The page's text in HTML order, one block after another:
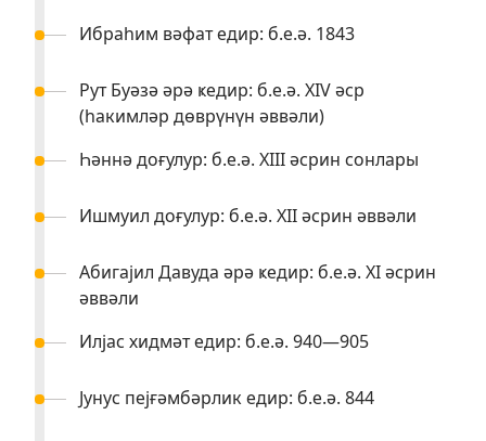
Ибраһим вәфат едир: б.е.ә. 1843
Рут Буәзә әрә ҝедир: б.е.ә. XIV әср
(һакимләр дөврүнүн әввәли)
Һәннә доғулур: б.е.ә. XIII әсрин сонлары
Ишмуил доғулур: б.е.ә. XII әсрин әввәли
Абигајил Давуда әрә ҝедир: б.е.ә. XI әсрин
әввәли
Илјас хидмәт едир: б.е.ә. 940—905
Јунус пејғәмбәрлик едир: б.е.ә. 844